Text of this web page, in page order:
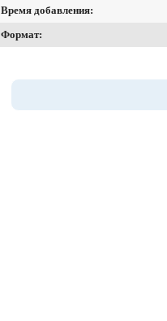
Время добавления:
Формат: